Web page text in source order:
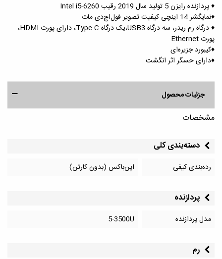
♦️ پردازنده رایزن 5 تولید سال 2019 رقیب Intel i5-6260
♦️نمایگشر 14 اینچی کیفیت تصویر فول‌اچ‎‌دی مات
♦️ درگاه رم‌ ریدر، سه درگاه USB3،یک درگاه Type-C، دارای پورت HDMI،
پورت Ethernet
♦️کیبورد جزیره‌ای
♦️دارای حسگر اثر انگشت
جزئیات محصول
مشخصات
دسته‌بندی کلی
رده‌بندی کیفی اپن‌باکس (بدون کارتن)
پردازنده
مدل پردازنده 5-3500U
رم